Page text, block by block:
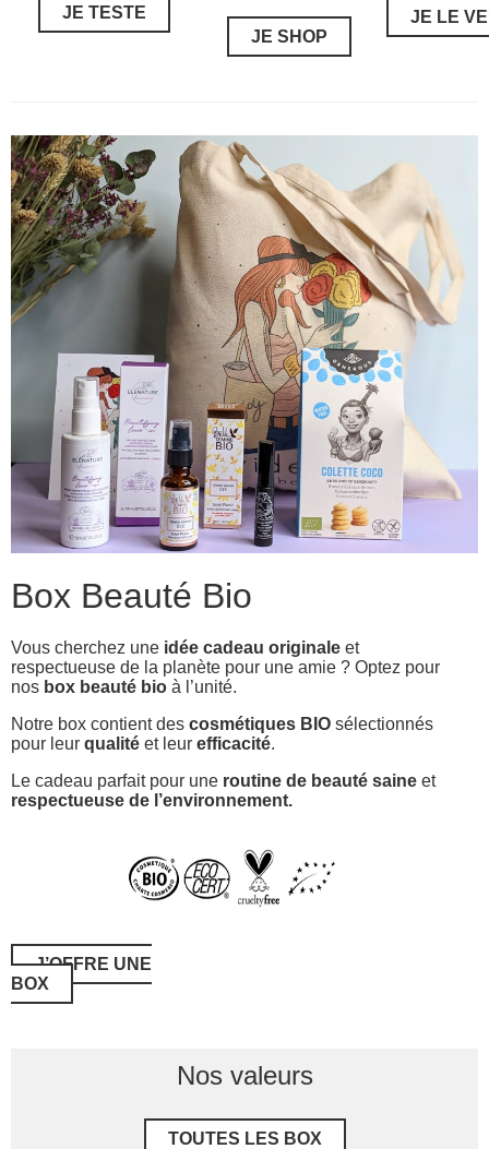
JE TESTE
JE SHOP
JE LE
Box Beauté Bio
Vous cherchez une idée cadeau originale et
respectueuse de la planète pour une amie ? Optez pour
nos box beauté bio à l’unité.
Notre box contient des cosmétiques BIO sélectionnés
pour leur qualité et leur efficacité.
Le cadeau parfait pour une routine de beauté saine et
respectueuse de l’environnement.
J’OFFRE UNE
BOX
Nos valeurs
TOUTES LES BOX